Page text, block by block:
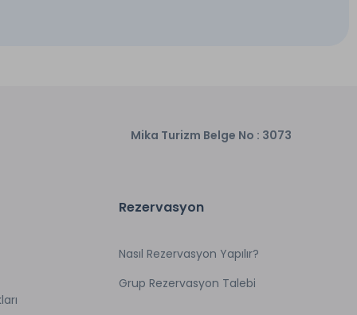
Mika Turizm Belge No : 3073
Rezervasyon
Nasıl Rezervasyon Yapılır?
Grup Rezervasyon Talebi